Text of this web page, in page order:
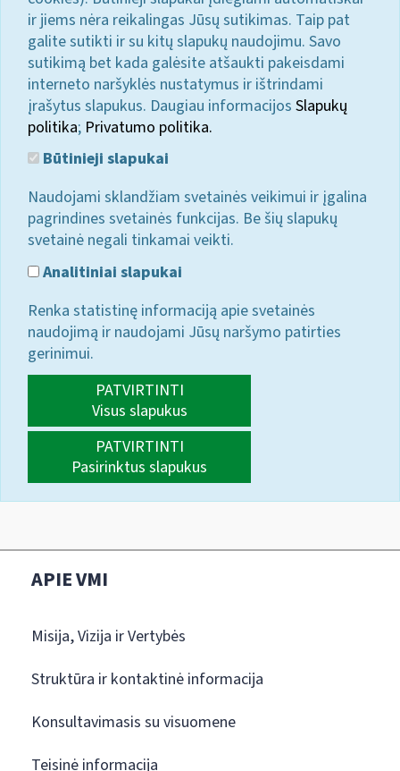
ir jiems nėra reikalingas Jūsų sutikimas. Taip pat
galite sutikti ir su kitų slapukų naudojimu. Savo
sutikimą bet kada galėsite atšaukti pakeisdami
interneto naršyklės nustatymus ir ištrindami
įrašytus slapukus. Daugiau informacijos Slapukų
politika; Privatumo politika.
Būtinieji slapukai
Naudojami sklandžiam svetainės veikimui ir įgalina
pagrindines svetainės funkcijas. Be šių slapukų
svetainė negali tinkamai veikti.
Analitiniai slapukai
Renka statistinę informaciją apie svetainės
naudojimą ir naudojami Jūsų naršymo patirties
gerinimui.
PATVIRTINTI
Visus slapukus
PATVIRTINTI
Pasirinktus slapukus
APIE VMI
Misija, Vizija ir Vertybės
Struktūra ir kontaktinė informacija
Konsultavimasis su visuomene
Teisinė informacija